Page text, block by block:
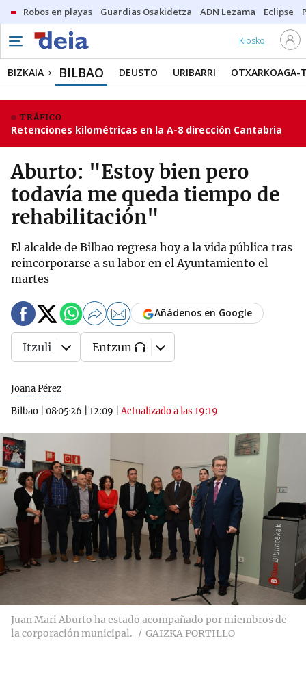
Robos en playas Guardias Osakidetza ADN Lezama Eclipse
Kiosko
BIZKAIA BILBAO DEUSTO URIBARRI OTXARKOAGA-
TRÁFICO
Retenciones kilométricas en la A-8 dirección Cantabria
Aburto: "Estoy bien pero
todavía me queda tiempo de
rehabilitación"
El alcalde de Bilbao regresa hoy a la vida pública tras
reincorporarse a su labor en el Ayuntamiento el
martes
Joana Pérez
Bilbao
08·05·26 12:09 |Actualizado a las 19:19
Añádenos en Google
Itzuli Entzun
Juan Mari Aburto ha estado acompañado por miembros de
la corporación municipal.
GAIZKA PORTILLO